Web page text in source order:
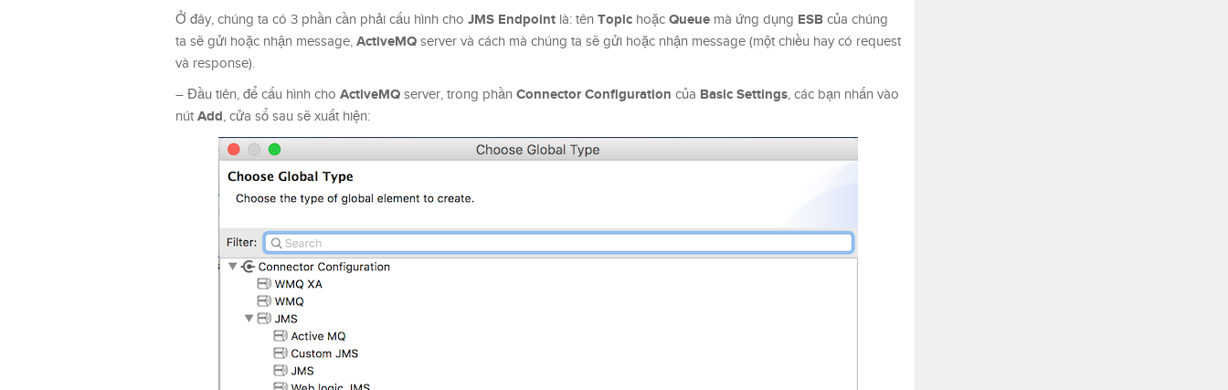
Ở đây, chúng ta có 3 phần cần phải cấu hình cho JMS Endpoint là: tên Topic hoặc Queue mà ứng dụng ESB của chúng
ta sẽ gửi hoặc nhận message, ActiveMQ server và cách mà chúng ta sẽ gửi hoặc nhận message (một chiều hay có request
và response).
– Đầu tiên, để cấu hình cho ActiveMQ server, trong phần Connector Configuration của Basic Settings, các bạn nhấn vào
nút Add, cửa sổ sau sẽ xuất hiện: